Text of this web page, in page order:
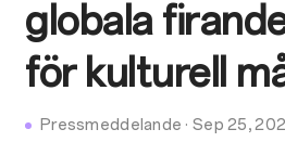
globala
för kulturell
Pressmeddelande ·Sep 25,